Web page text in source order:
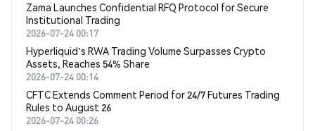
Zama Launches Confidential RFQ Protocol for Secure
Institutional Trading
2026-07-24 00:17
Hyperliquid's RWA Trading Volume Surpasses Crypto
Assets, Reaches 54% Share
2026-07-24 00:14
CFTC Extends Comment Period for 24/7 Futures Trading
Rules to August 26
2026-07-24 00:26